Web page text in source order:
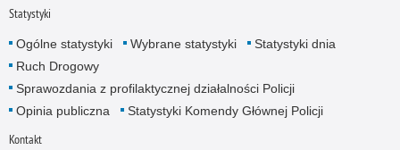
Statystyki
Ogólne statystyki Wybrane statystyki
Statystyki dnia
Ruch Drogowy
Sprawozdania z profilaktycznej działalności Policji
Opinia publiczna
Statystyki Komendy Głównej Policji
Kontakt